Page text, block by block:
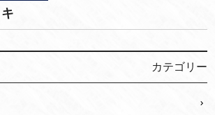
カテゴリー